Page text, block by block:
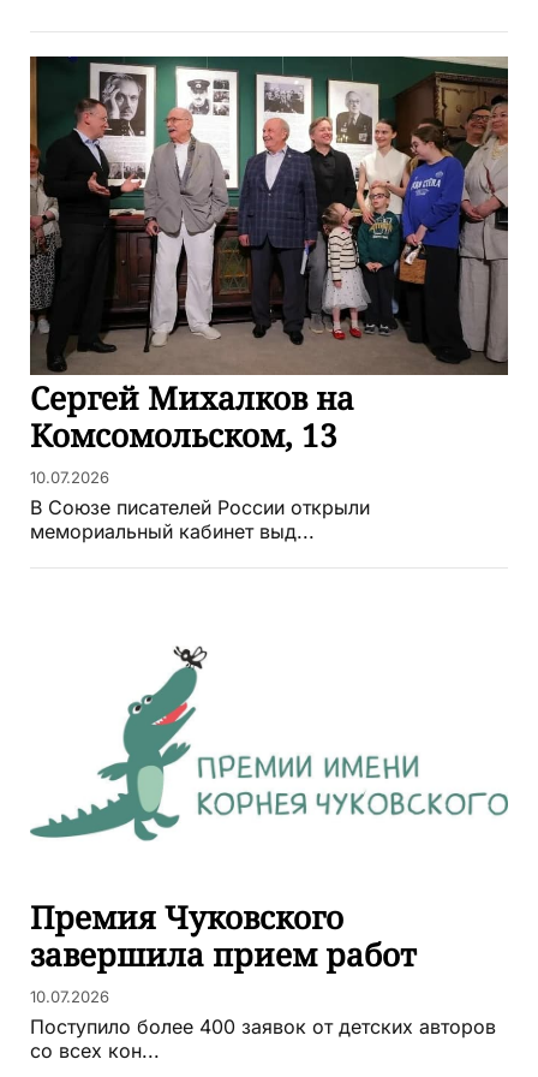
Сергей Михалков на
Комсомольском, 13
10.07.2026
В Союзе писателей России открыли
мемориальный кабинет выд...
Премия Чуковского
завершила прием работ
10.07.2026
Поступило более 400 заявок от детских авторов
со всех кон...